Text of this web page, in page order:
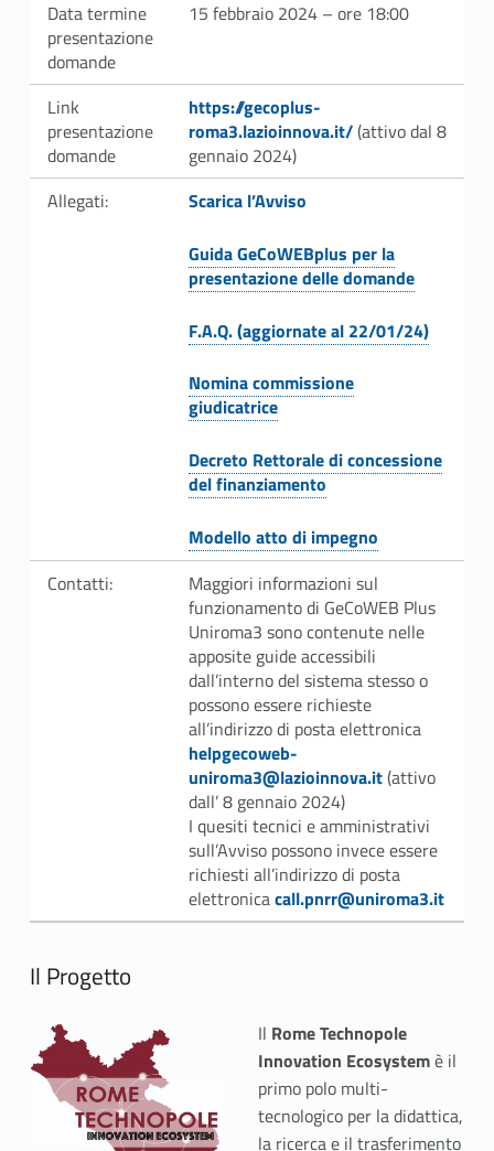
E
c
o
s
y
Data termine
presentazione
domande
15 febbraio 2024 – ore 18:00
Link
presentazione
domande
Link identifier #identifier__101759-1
https://gecoplus-
roma3.lazioinnova.it/(attivo dal 8
gennaio 2024)
Allegati:
Link identifier #identifier__117839-2
Scarica l’Avviso
Link identifier #identifier__106888-3
Guida GeCoWEBplus per la
presentazione delle domande
F.A.Q. (aggiornate al 22/01/24)
Link identifier #identifier__160059-5
Nomina commissione
giudicatrice
Link identifier #identifier__191516-6
Decreto Rettorale di concessione
del finanziamento
Link identifier #identifier__6998-7
Modello atto di impegno
Contatti:
Maggiori informazioni sul
funzionamento di GeCoWEB Plus
Uniroma3 sono contenute nelle
apposite guide accessibili
dall’interno del sistema stesso o
possono essere richieste
all’indirizzo di posta elettronica
helpgecoweb-
uniroma3@lazioinnova.it(attivo
dall’ 8 gennaio 2024)
I quesiti tecnici e amministrativi
sull’Avviso possono invece essere
richiesti all’indirizzo di posta
elettronica Link identifier #identifier__71361-9
call.pnrr@uniroma3.it
Il Progetto
Il Rome Technopole
Innovation Ecosystemè il
primo polo multi-
tecnologico per la didattica,
la ricerca e il trasferimento